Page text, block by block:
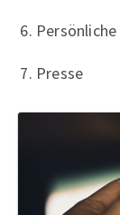
Presse